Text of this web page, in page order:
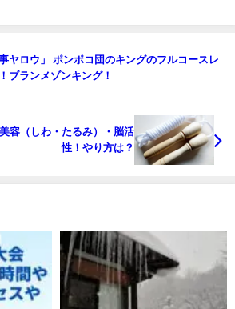
事ヤロウ」 ポンポコ団のキングのフルコースレ
ブランメゾンキング！
容（しわ・たるみ）・脳活
性！やり方は？